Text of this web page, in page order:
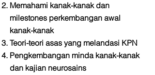
Memahami kanak-kanak dan
milestones perkembangan awal
kanak-kanak
Teori-teori asas yang melandasi KPN
Pengkembangan minda kanak-kanak
dan kajian neurosains